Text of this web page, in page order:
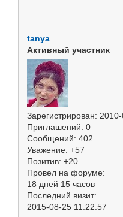
tanya
Активный участник
Зарегистрирован:
Приглашений: 0
Сообщений: 402
Уважение: +57
Позитив: +20
Провел на форуме:
18 дней 15 часов
Последний визит:
2015-08-25 11:22:57